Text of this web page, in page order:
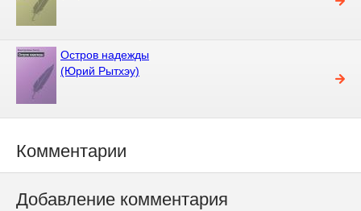
Остров надежды
(Юрий Рытхэу)
Комментарии
Добавление комментария